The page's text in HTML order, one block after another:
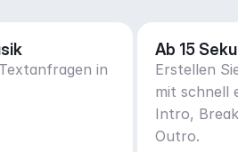
in
Ab 15
Erstellen
mit schnell
Intro,
Outro.